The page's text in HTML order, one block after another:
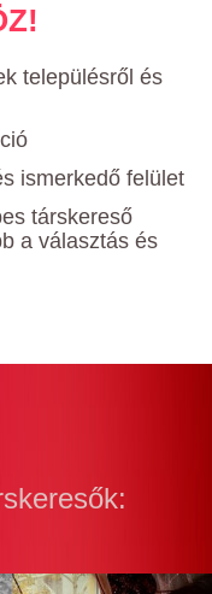
településről és
ismerkedő felület
társkereső
a választás és